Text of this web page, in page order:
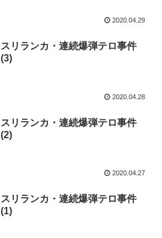
2020.04.29
スリランカ・連続爆弾テロ事件
(3)
2020.04.28
スリランカ・連続爆弾テロ事件
(2)
2020.04.27
スリランカ・連続爆弾テロ事件
(1)